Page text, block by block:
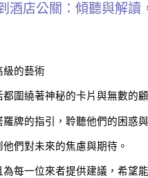
酒店公關：傾聽與解讀
級的藝術
圍繞著神秘的卡片與無數的顧
牌的指引，聆聽他們的困惑與
們對未來的焦慮與期待。
每一位來者提供建議，希望